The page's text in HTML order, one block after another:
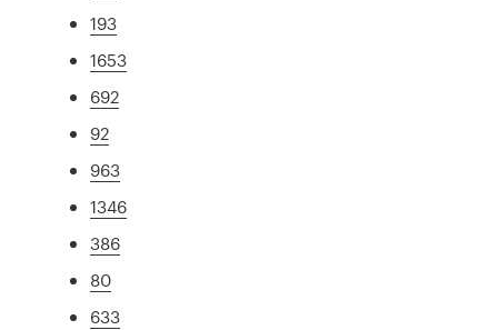
193
1653
692
92
963
1346
386
80
633